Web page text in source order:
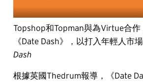
Topshop和Topman與為Virtue合作
《Date Dash》，以打入年輕人市場
Dash
根據英國Thedrum報導，《Date